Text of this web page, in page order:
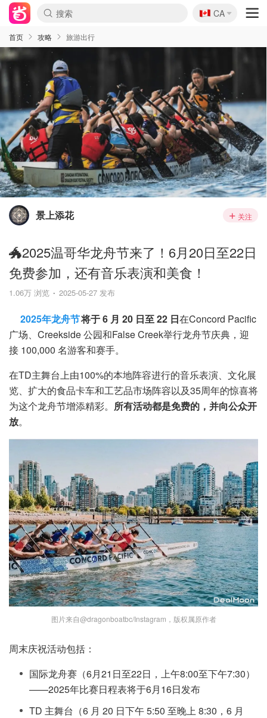
🇨🇦
CA
首页 攻略 旅游出行
景上添花 关注
🐲2025温哥华龙舟节来了！6月20日至22日
免费参加，还有音乐表演和美食！
1.06万 浏览 2025-05-27 发布
2025年龙舟节将于 6 月 20 日至 22 日在Concord Pacific
广场、Creekside 公园和False Creek举行龙舟节庆典，迎
接 100,000 名游客和赛手。
在TD主舞台上由100%的本地阵容进行的音乐表演、文化展
览、扩大的食品卡车和工艺品市场阵容以及35周年的惊喜将
为这个龙舟节增添精彩。 所有活动都是免费的，并向公众开
放。
图片来自@dragonboatbc/Instagram，版权属原作者
周末庆祝活动包括：
国际龙舟赛（6月21日至22日，上午8:00至下午7:30）
——2025年比赛日程表将于6月16日发布
TD 主舞台（6 月 20 日下午 5:50 至晚上 8:30，6 月